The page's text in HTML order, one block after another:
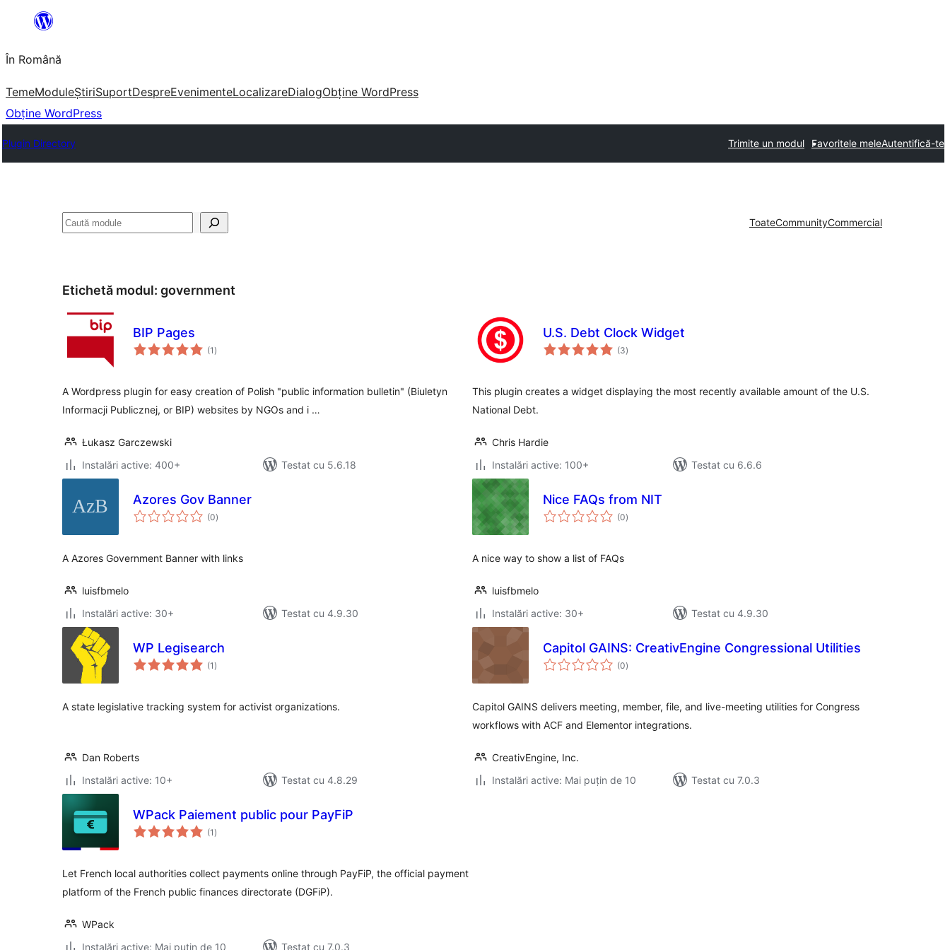
conținut
În Română
TemeModuleȘtiriSuportDespreEvenimenteLocalizareDialogObține WordPress
Obține WordPress
Plugin Directory Trimite un modul Favoritele meleAutentifică-te
Caută ToateCommunityCommercial
Etichetă modul: government
BIP Pages
(1 total
aprecieri
)
A Wordpress plugin for easy creation of Polish "public information bulletin" (Biuletyn
Informacji Publicznej, or BIP) websites by NGOs and i …
Łukasz Garczewski
Instalări active: 400+
Testat cu 5.6.18
U.S. Debt Clock Widget
(3total
aprecieri
)
This plugin creates a widget displaying the most recently available amount of the U.S.
National Debt.
Chris Hardie
Instalări active: 100+
Testat cu 6.6.6
Azores Gov Banner
(0total
aprecieri
)
A Azores Government Banner with links
luisfbmelo
Instalări active: 30+
Testat cu 4.9.30
Nice FAQs from NIT
(0total
aprecieri
)
A nice way to show a list of FAQs
luisfbmelo
Instalări active: 30+
Testat cu 4.9.30
WP Legisearch
(1 total
aprecieri
)
A state legislative tracking system for activist organizations.
Dan Roberts
Instalări active: 10+
Testat cu 4.8.29
Capitol GAINS: CreativEngine Congressional Utilities
(0total
aprecieri
)
Capitol GAINS delivers meeting, member, file, and live-meeting utilities for Congress
workflows with ACF and Elementor integrations.
CreativEngine, Inc.
Instalări active: Mai puțin de 10
Testat cu 7.0.3
WPack Paiement public pour PayFiP
(1 total
aprecieri
)
Let French local authorities collect payments online through PayFiP, the official payment
platform of the French public finances directorate (DGFiP).
WPack
Instalări active: Mai puțin de 10
Testat cu 7.0.3